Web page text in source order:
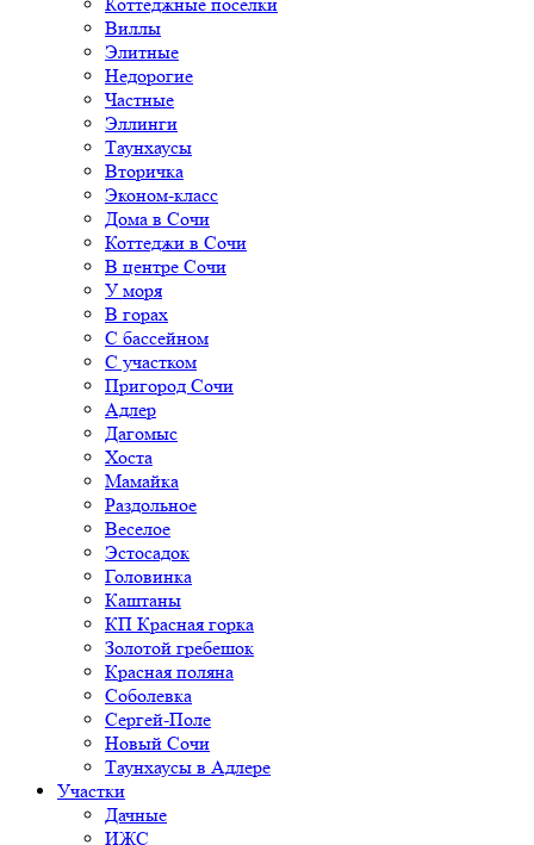
Виллы
Элитные
Недорогие
Частные
Эллинги
Таунхаусы
Вторичка
Эконом-класс
Дома в Сочи
Коттеджи в Сочи
В центре Сочи
У моря
В горах
С бассейном
С участком
Пригород Сочи
Адлер
Дагомыс
Хоста
Мамайка
Раздольное
Веселое
Эстосадок
Головинка
Каштаны
КП Красная горка
Золотой гребешок
Красная поляна
Соболевка
Сергей-Поле
Новый Сочи
Таунхаусы в Адлере
Участки
Дачные
ИЖС